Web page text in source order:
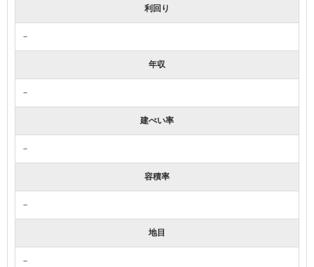
利回り
－
年収
－
建ぺい率
－
容積率
－
地目
－